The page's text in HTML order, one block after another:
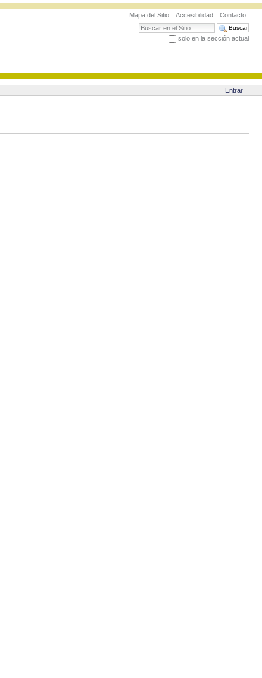
Mapa del Sitio Accesibilidad
Contacto
Buscar
solo en la sección actual
Entrar